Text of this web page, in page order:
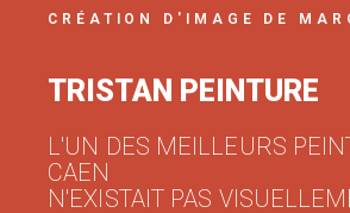
CRÉATION D'IMAGE DE
TRISTAN PEINTURE
L'UN DES MEILLEURS
CAEN
N'EXISTAIT PAS